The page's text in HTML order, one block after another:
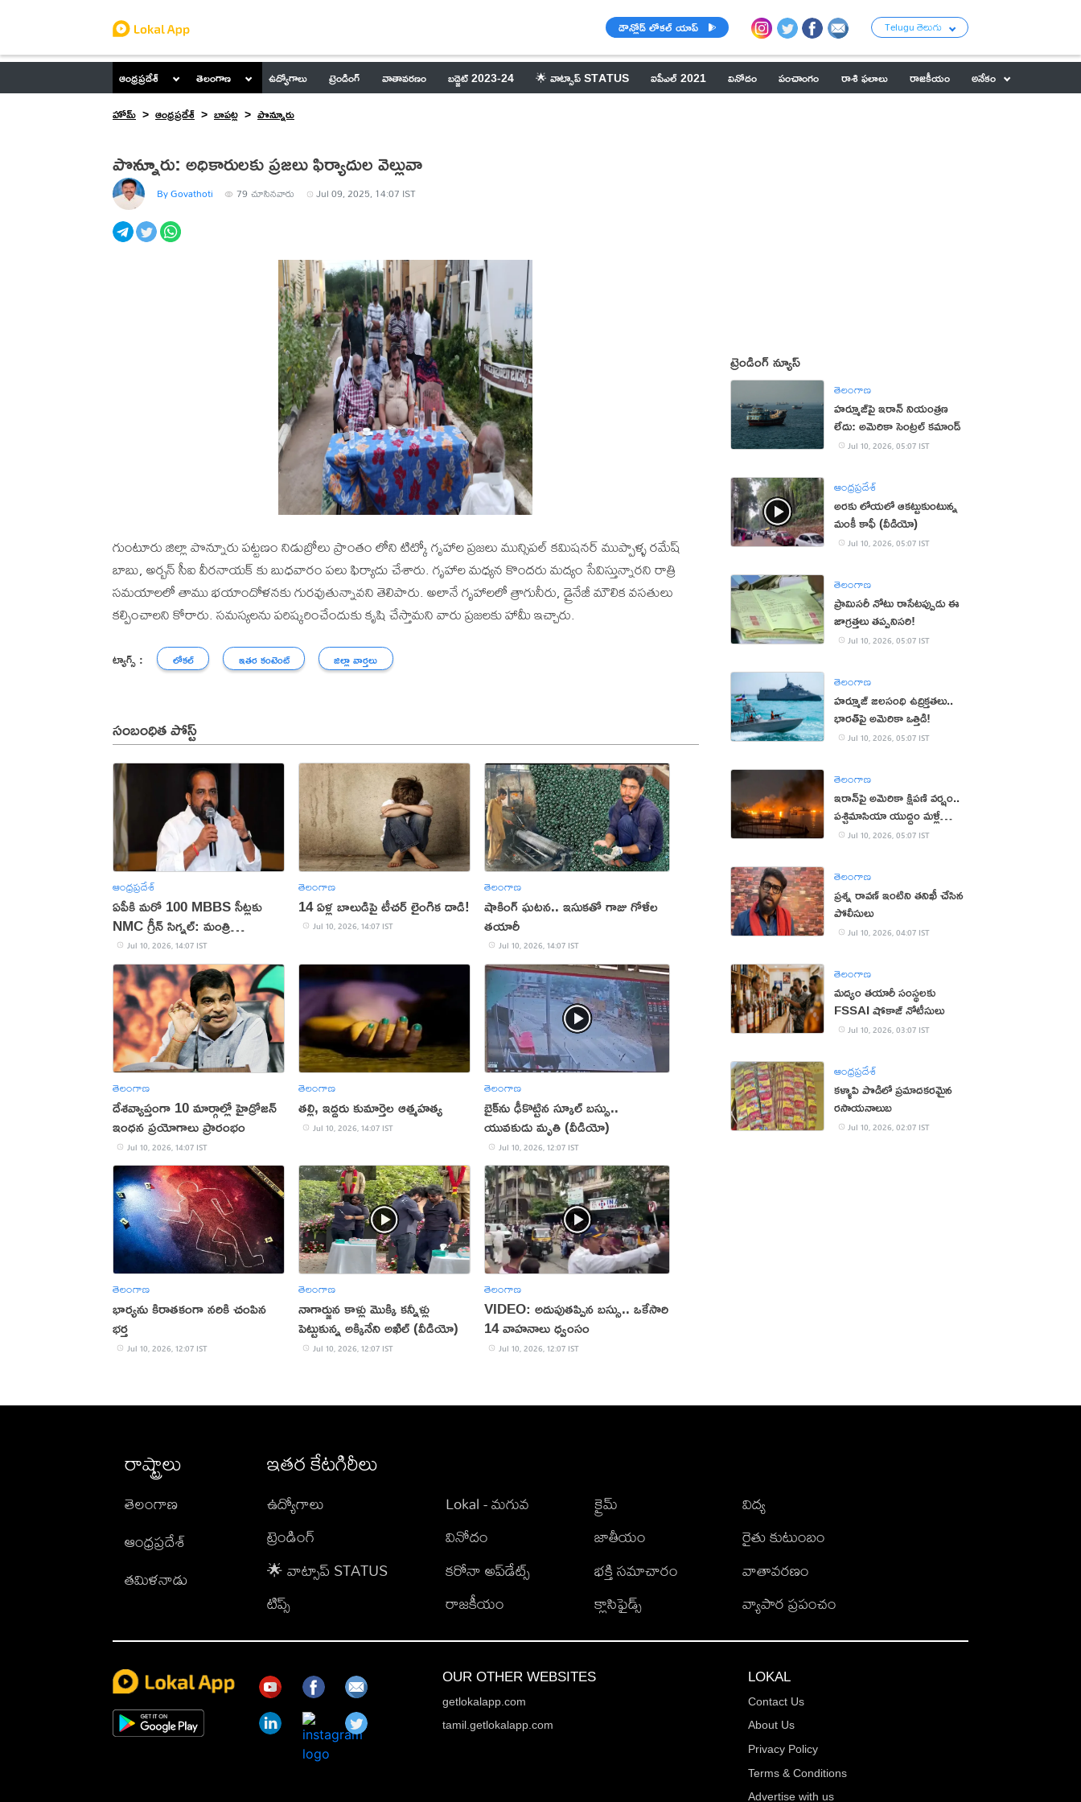
డౌన్లోడ్ లోకల్ యాప్ Telugu తెలుగు
ఆంధ్రప్రదేశ్ తెలంగాణ ఉద్యోగాలు ట్రెండింగ్ వాతావరణం బడ్జెట్ 2023-24 🌟 వాట్సాప్ STATUS ఐపీఎల్ 2021 వినోదం పంచాంగం రాశి ఫలాలు రాజకీయం
అనేకం
హోమ్
ఆంధ్రప్రదేశ్ బాపట్ల పొన్నూరు
పొన్నూరు: అధికారులకు ప్రజలు ఫిర్యాదుల వెల్లువా
By Govathoti 79 చూసినవారు Jul 09, 2025, 14:07 IST
గుంటూరు జిల్లా పొన్నూరు పట్టణం నిడుబ్రోలు ప్రాంతం లోని టిట్కో గృహాల ప్రజలు మున్సిపల్ కమిషనర్ ముప్పాళ్ళ రమేష్
బాబు, అర్బన్ సీఐ వీరనాయక్ కు బుధవారం పలు ఫిర్యాదు చేశారు. గృహాల మధ్యన కొందరు మద్యం సేవిస్తున్నారని రాత్రి
సమయాలలో తాము భయాందోళనకు గురవుతున్నావని తెలిపారు. అలానే గృహాలలో త్రాగునీరు, డ్రైనేజీ మౌలిక వసతులు
కల్పించాలని కోరారు. సమస్యలను పరిష్కరించేందుకు కృషి చేస్తామని వారు ప్రజలకు హామీ ఇచ్చారు.
ట్యాగ్స్ : లోకల్ ఇతర కంటెంట్ జిల్లా వార్తలు
సంబంధిత పోస్ట్
ఆంధ్రప్రదేశ్
ఏపీకి మరో 100 MBBS సీట్లకు
NMC గ్రీన్ సిగ్నల్: మంత్రి
సత్యకుమార్
Jul 10, 2026, 14:07 IST
తెలంగాణ
14 ఏళ్ల బాలుడిపై టీచర్ లైంగిక దాడి!
Jul 10, 2026, 14:07 IST
తెలంగాణ
షాకింగ్ ఘటన.. ఇసుకతో గాజు గోళీల
తయారీ
Jul 10, 2026, 14:07 IST
తెలంగాణ
దేశవ్యాప్తంగా 10 మార్గాల్లో హైడ్రోజన్
ఇంధన ప్రయోగాలు ప్రారంభం
Jul 10, 2026, 14:07 IST
తెలంగాణ
తల్లి, ఇద్దరు కుమార్తెల ఆత్మహత్య
Jul 10, 2026, 14:07 IST
తెలంగాణ
బైక్‌ను ఢీకొట్టిన స్కూల్ బస్సు..
యువకుడు మృతి (వీడియో)
Jul 10, 2026, 12:07 IST
తెలంగాణ
భార్యను కిరాతకంగా నరికి చంపిన
భర్త
Jul 10, 2026, 12:07 IST
తెలంగాణ
నాగార్జున కాళ్లు మొక్కి కన్నీళ్లు
పెట్టుకున్న అక్కినేని అఖిల్ (వీడియో)
Jul 10, 2026, 12:07 IST
తెలంగాణ
VIDEO: అదుపుతప్పిన బస్సు.. ఒకేసారి
14 వాహనాలు ధ్వంసం
Jul 10, 2026, 12:07 IST
ట్రెండింగ్ న్యూస్
తెలంగాణ
హర్మూజ్‌పై ఇరాన్‌ నియంత్రణ
లేదు: అమెరికా సెంట్రల్‌ కమాండ్‌
Jul 10, 2026, 05:07 IST
ఆంధ్రప్రదేశ్
అరకు లోయలో ఆకట్టుకుంటున్న
మంకీ కాఫీ (వీడియో)
Jul 10, 2026, 05:07 IST
తెలంగాణ
ప్రామిసరీ నోటు రాసేటప్పుడు ఈ
జాగ్రత్తలు తప్పనిసరి!
Jul 10, 2026, 05:07 IST
తెలంగాణ
హర్మూజ్‌ జలసంధి ఉద్రిక్తతలు..
భారత్‌పై అమెరికా ఒత్తిడి!
Jul 10, 2026, 05:07 IST
తెలంగాణ
ఇరాన్‌పై అమెరికా క్షిపణి వర్షం..
పశ్చిమాసియా యుద్ధం మళ్లీ
మొదటికి
Jul 10, 2026, 05:07 IST
తెలంగాణ
ప్రశ్న రావణ్ ఇంటిని తనిఖీ చేసిన
పోలీసులు
Jul 10, 2026, 04:07 IST
తెలంగాణ
మద్యం తయారీ సంస్థలకు
FSSAI షోకాజ్ నోటీసులు
Jul 10, 2026, 03:07 IST
ఆంధ్రప్రదేశ్
కళ్ళాపి పొడిలో ప్రమాదకరమైన
రసాయనాలుబ
Jul 10, 2026, 02:07 IST
రాష్ట్రాలు
తెలంగాణ
ఆంధ్రప్రదేశ్
తమిళనాడు
ఇతర కేటగిరీలు
ఉద్యోగాలు
ట్రెండింగ్
🌟 వాట్సాప్ STATUS
టిప్స్
Lokal - మగువ
వినోదం
కరోనా అప్‌డేట్స్
రాజకీయం
క్రైమ్
జాతీయం
భక్తి సమాచారం
క్లాసిఫైడ్స్
విద్య
రైతు కుటుంబం
వాతావరణం
వ్యాపార ప్రపంచం
OUR OTHER WEBSITES
getlokalapp.com
tamil.getlokalapp.com
LOKAL
Contact Us
About Us
Privacy Policy
Terms & Conditions
Advertise with us